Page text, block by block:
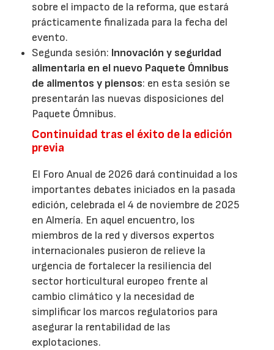
sobre el impacto de la reforma, que estará
prácticamente finalizada para la fecha del
evento.
Segunda sesión: Innovación y seguridad
alimentaria en el nuevo Paquete Ómnibus
de alimentos y piensos: en esta sesión se
presentarán las nuevas disposiciones del
Paquete Ómnibus.
Continuidad tras el éxito de la edición
previa
El Foro Anual de 2026 dará continuidad a los
importantes debates iniciados en la pasada
edición, celebrada el 4 de noviembre de 2025
en Almería. En aquel encuentro, los
miembros de la red y diversos expertos
internacionales pusieron de relieve la
urgencia de fortalecer la resiliencia del
sector horticultural europeo frente al
cambio climático y la necesidad de
simplificar los marcos regulatorios para
asegurar la rentabilidad de las
explotaciones.